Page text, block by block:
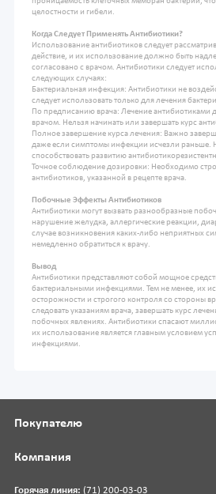
целостности и гибели.
Когда Следует Применять Антибиотики?
Использование антибиотиков следует
действие, и их использование должно быть
согласовано с врачом. Антибиотики следует
следующих случаях:
Бактериальная инфекция: Антибиотики не
следует использовать только для лечения
По предписанию врача: Лечение антибиотиками
врачом. Нельзя начинать или завершать курс
Полное завершение курса лечения: Важно
даже если симптомы инфекции исчезли раньше.
способствовать развитию
Точное соблюдение дозировки: Необходимо
антибиотиков, указанной в рецепте врача.
Побочные Эффекты Антибиотиков
Антибиотики могут вызвать разнообразные
нарушение желудка, аллергические реакции,
случае возникновения каких-либо неприятных
немедленно обратиться к врачу.
Вывод
Антибиотики представляют собой мощное
бактериальными инфекциями. Тем не менее, их
осторожности и строгого контроля со стороны
следовать указаниям врача, завершать курс
побочных явлениях. Антибиотики спасают
их использование является главным условием
инфекциями.
Горячая линия: (71) 200-03-03
Покупателю
Компания